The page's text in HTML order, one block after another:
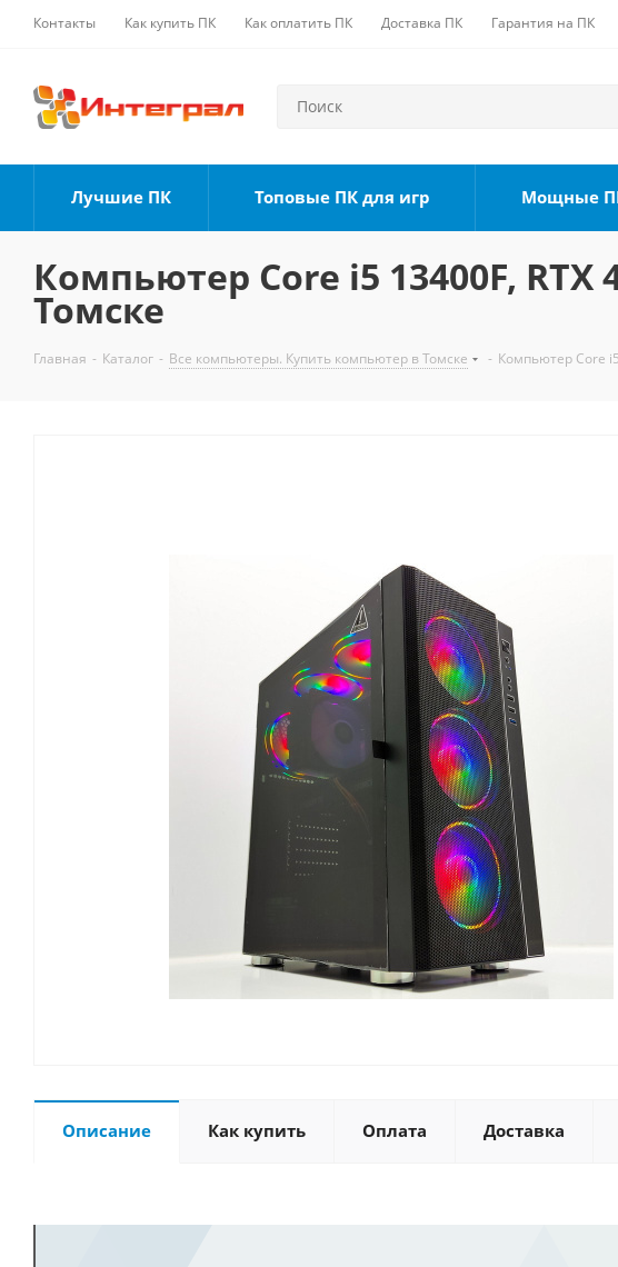
Контакты Как купить ПК Как оплатить ПК Доставка ПК Гарантия на ПК
Лучшие ПК Топовые ПК для игр Мощные
Компьютер Core i5 13400F, RTX
Томске
Главная - Каталог - Все компьютеры. Купить компьютер в Томске - Компьютер Core
Описание Как купить Оплата Доставка